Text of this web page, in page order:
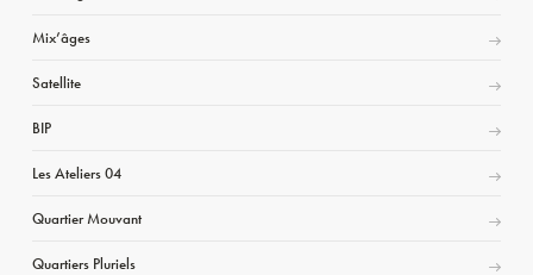
Mix’âges
Satellite
BIP
Les Ateliers 04
Quartier Mouvant
Quartiers Pluriels